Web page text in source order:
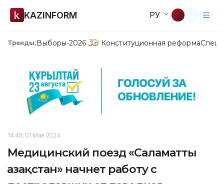
KAZINFORM РУ
Тренды:Выборы-2026 Конституционная реформа
14:45, 01 Мая 2024
Медицинский поезд «Саламатты
Қазақстан» начнет работу с